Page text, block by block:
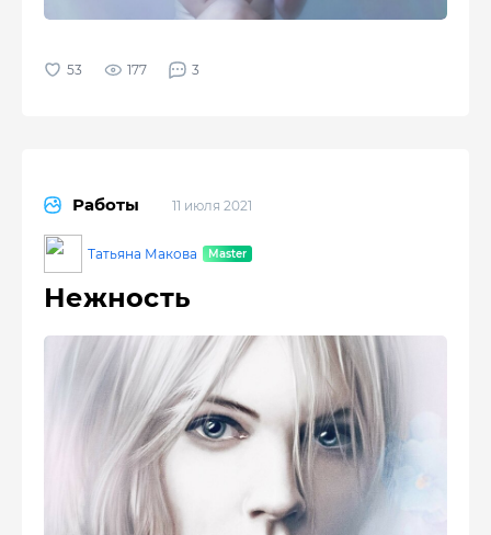
177 3
Работы 11 июля 2021
Татьяна Макова
Нежность